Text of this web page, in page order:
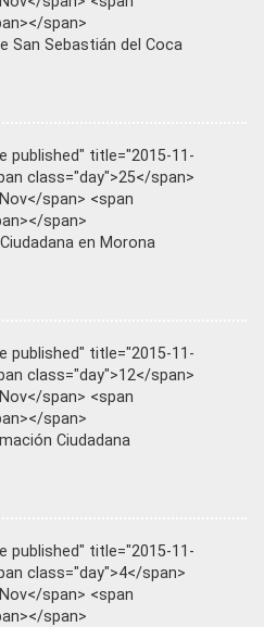
span>
San Sebastián del Coca
published" title="2015-11-
class="day">25</span>
span> <span
span>
en Morona
published" title="2015-11-
class="day">12</span>
span> <span
span>
Ciudadana
published" title="2015-11-
class="day">4</span>
span> <span
span>